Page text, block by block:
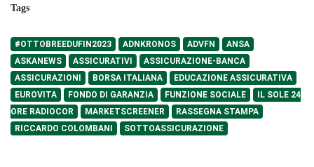
Tags
#OTTOBREEDUFIN2023 ADNKRONOS ADVFN
ANSA
ASKANEWS
ASSICURATIVI
ASSICURAZIONE-BANCA
ASSICURAZIONI
BORSA ITALIANA
EDUCAZIONE ASSICURATIVA
EUROVITA
FONDO DI GARANZIA FUNZIONE SOCIALE
IL SOLE 24
ORE RADIOCOR
MARKETSCREENER
RASSEGNA STAMPA
RICCARDO COLOMBANI
SOTTOASSICURAZIONE